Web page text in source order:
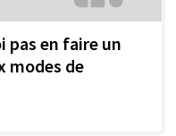
pas en faire un
modes de